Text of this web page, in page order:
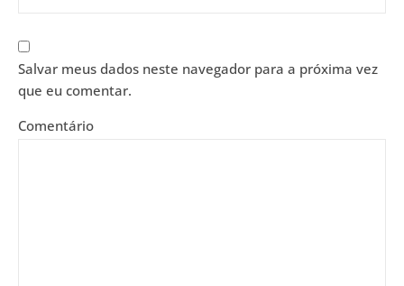
Salvar meus dados neste navegador para a próxima vez
que eu comentar.
Comentário